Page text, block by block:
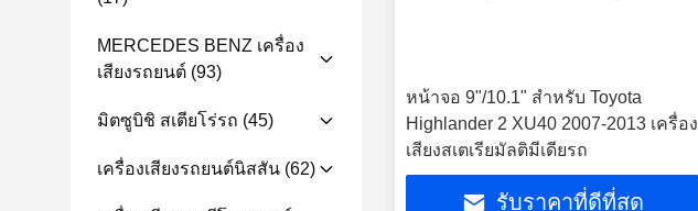
MERCEDES BENZ เครื่อง
เสียงรถยนต์ (93)
มิตซูบิชิ สเตียโร่รถ (45)
เครื่องเสียงรถยนต์นิสสัน (62)
หน้าจอ 9"/10.1" สําหรับ Toyota
Highlander 2 XU40 2007-2013 เครื่อง
เสียงสเตเรียมัลติมีเดียรถ
รับราคาที่ดีที่สุด